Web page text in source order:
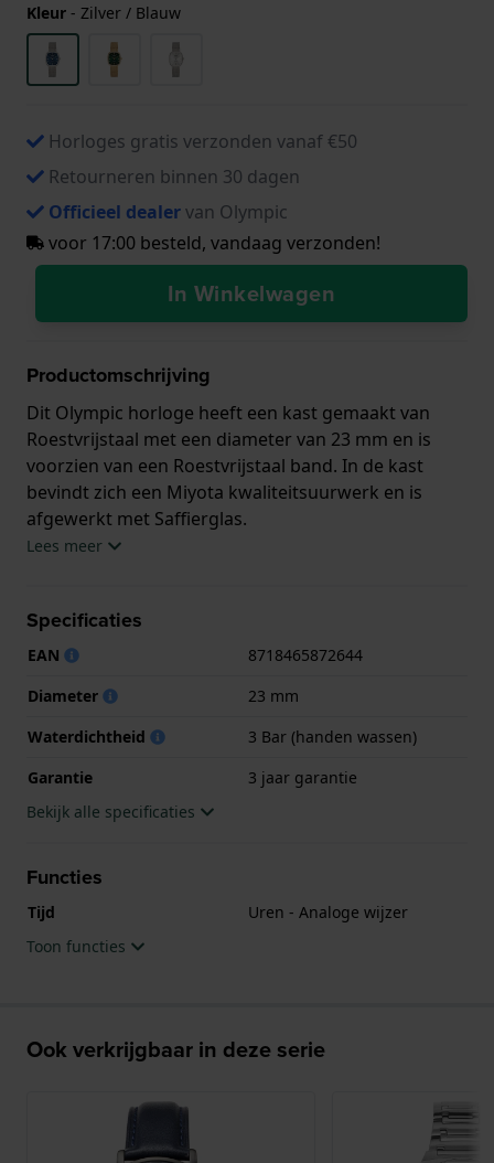
Kleur - Zilver / Blauw
Horloges gratis verzonden vanaf €50
Retourneren binnen 30 dagen
Officieel dealervan Olympic
voor 17:00 besteld, vandaag verzonden!
In Winkelwagen
Productomschrijving
Dit Olympic horloge heeft een kast gemaakt van
Roestvrijstaal met een diameter van 23 mm en is
voorzien van een Roestvrijstaal band. In de kast
bevindt zich een Miyota kwaliteitsuurwerk en is
afgewerkt met Saffierglas.
geleverd met 3 jaar garantie.
Lees meer
Specificaties
EAN
8718465872644
Diameter
23 mm
Waterdichtheid
3 Bar (handen wassen)
Garantie
3 jaar garantie
Bekijk alle specificaties
Functies
Tijd
Uren - Analoge wijzer
Toon functies
Ook verkrijgbaar in deze serie